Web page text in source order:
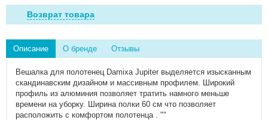
Возврат товара
Описание О бренде Отзывы
Вешалка для полотенец Damixa Jupiter выделяется изысканным
скандинавским дизайном и массивным профилем. Широкий
профиль из алюминия позволяет тратить намного меньше
времени на уборку. Ширина полки 60 см что позволяет
расположить с комфортом полотенца . ""